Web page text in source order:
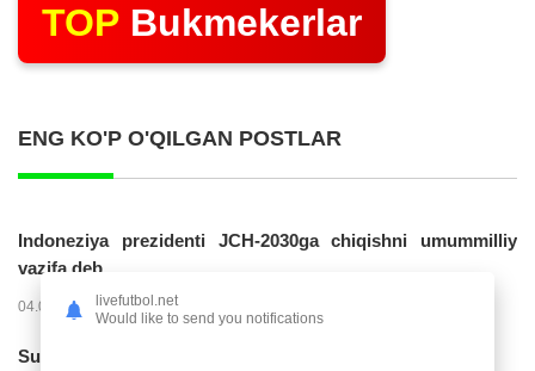
TOP Bukmekerlar
ENG KO'P O'QILGAN POSTLAR
Indoneziya prezidenti JCH-2030ga chiqishni umummilliy
vazifa deb...
04.08.2026 02:11 14286
Superliga. “Buxoro” - “Lokomotiv”...
livefutbol.net
Would like to send you notifications